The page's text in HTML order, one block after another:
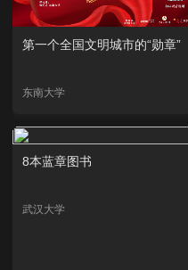
第一个全国文明城市的“勋章”
东南大学
8本蓝章图书
武汉大学